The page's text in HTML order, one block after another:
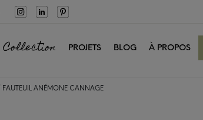
Collection PROJETS BLOG À PROPOS
FAUTEUIL ANÉMONE CANNAGE